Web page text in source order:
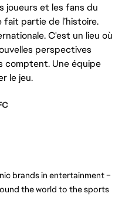
joueurs et les fans du
partie de l’histoire.
C'est un lieu où
perspectives
comptent. Une équipe
le jeu.
brands in entertainment –
the world to the sports